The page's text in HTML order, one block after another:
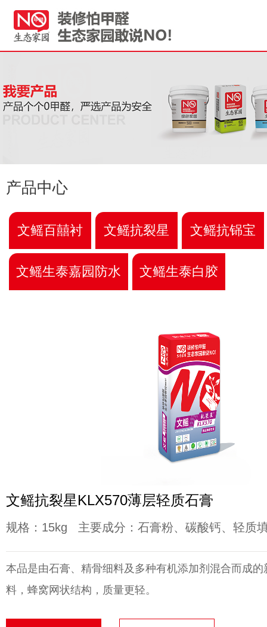
产品中心
文鳐百囍衬 文鳐抗裂星 文鳐抗铞宝
文鳐生泰嘉园防水 文鳐生泰白胶
文鳐抗裂星KLX570薄层轻质石膏
规格：15kg 主要成分：石膏粉、碳酸钙、轻质
本品是由石膏、精骨细料及多种有机添加剂混合而成
料，蜂窝网状结构，质量更轻。